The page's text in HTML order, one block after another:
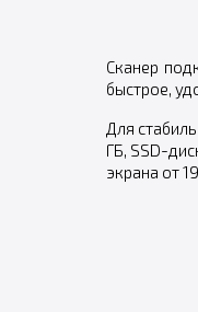
Сканер
быстрое,
Для
ГБ, SSD-
экрана от